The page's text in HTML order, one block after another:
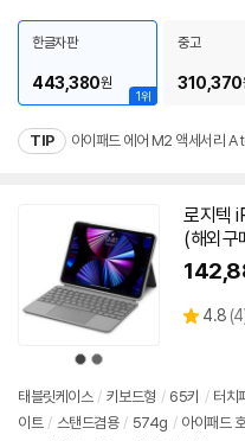
1위
한글자판
443,380원
중고
310,370
TIP 아이패드 에어 M2 액세서리 A
상
품
색
상
상
품
상
로지텍
(해외구
별
4.8 (상
뷰
태블릿케이스 / 키보드형 / 65키 / 터치
이트 / 스탠드겸용 / 574g / 아이패드